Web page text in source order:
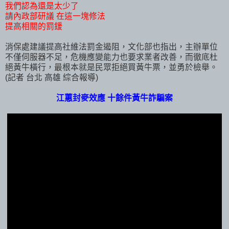
我們認為還是太少了
請內政部研議 在這一塊修法
提高相關的罰鍰
消保處建議提高社維法罰金遏阻，文化部也指出，主辦單位
不僅伺服器不足，危機應變能力也要求業者改善，而徹底杜
絕黃牛橫行，最根本就是民眾拒絕買黃牛票，並勇於檢舉。
(記者 台北 高雄 綜合報導)
江蕙封麥效應 十餘件黃牛詐騙案